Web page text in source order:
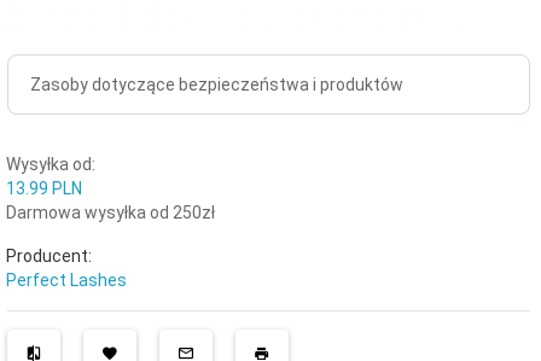
Zasoby dotyczące bezpieczeństwa i produktów
Wysyłka od:
13.99 PLN
Darmowa wysyłka od 250zł
Producent:
Perfect Lashes